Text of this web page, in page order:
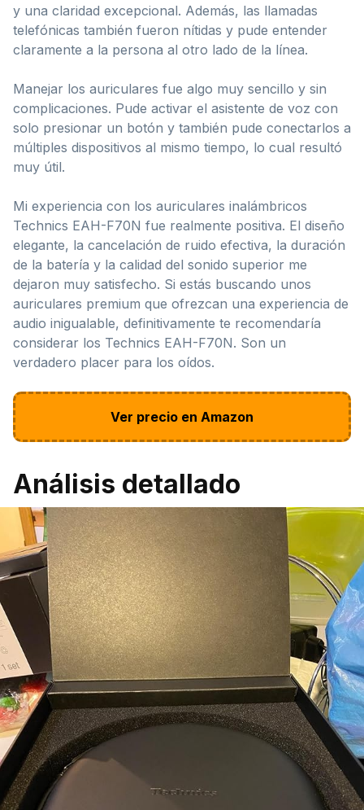
y una claridad excepcional. Además, las llamadas
telefónicas también fueron nítidas y pude entender
claramente a la persona al otro lado de la línea.
Manejar los auriculares fue algo muy sencillo y sin
complicaciones. Pude activar el asistente de voz con
solo presionar un botón y también pude conectarlos a
múltiples dispositivos al mismo tiempo, lo cual resultó
muy útil.
Mi experiencia con los auriculares inalámbricos
Technics EAH-F70N fue realmente positiva. El diseño
elegante, la cancelación de ruido efectiva, la duración
de la batería y la calidad del sonido superior me
dejaron muy satisfecho. Si estás buscando unos
auriculares premium que ofrezcan una experiencia de
audio inigualable, definitivamente te recomendaría
considerar los Technics EAH-F70N. Son un
verdadero placer para los oídos.
Ver precio en Amazon
Análisis detallado